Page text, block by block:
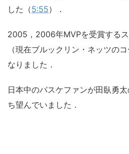
した（5:55）．
2005，2006年MVPを受賞する
（現在ブルックリン・ネッツの
なりました．
日本中のバスケファンが田臥勇
ち望んでいました．